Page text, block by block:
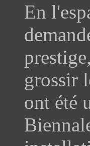
En
grossir
ont été